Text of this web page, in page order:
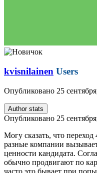
kvisnilainen Users
Опубликовано 25
Author stats
Опубликовано 25
Могу сказать, что
разные компании
ценности кандидата.
обычно продвигают по
часто это бывает при